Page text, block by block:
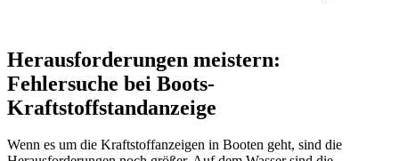
Herausforderungen meistern:
Fehlersuche bei Boots-
Kraftstoffstandanzeige
Wenn es um die Kraftstoffanzeigen in Booten geht, sind die